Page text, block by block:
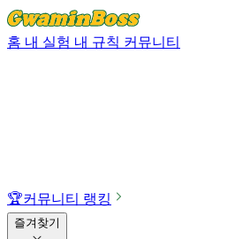
홈 내 실험 내 규칙 커뮤니티
🏆커뮤니티 랭킹
즐겨찾기